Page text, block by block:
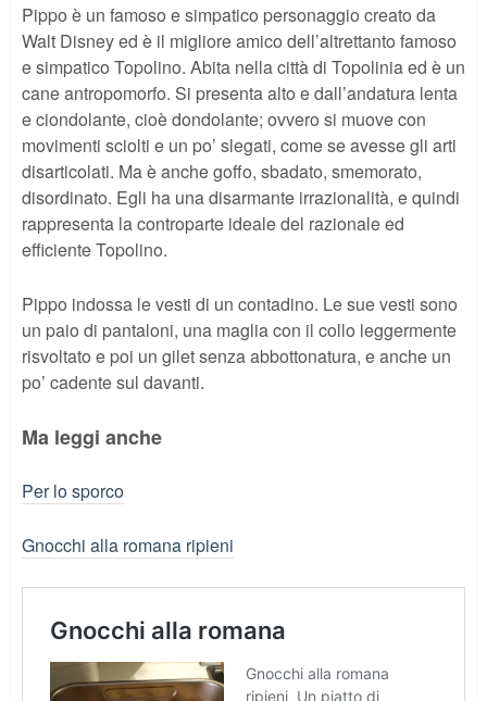
Pippo è un famoso e simpatico personaggio creato da
Walt Disney ed è il migliore amico dell’altrettanto famoso
e simpatico Topolino. Abita nella città di Topolinia ed è un
cane antropomorfo. Si presenta alto e dall’andatura lenta
e ciondolante, cioè dondolante; ovvero si muove con
movimenti sciolti e un po’ slegati, come se avesse gli arti
disarticolati. Ma è anche goffo, sbadato, smemorato,
disordinato. Egli ha una disarmante irrazionalità, e quindi
rappresenta la controparte ideale del razionale ed
efficiente Topolino.
Pippo indossa le vesti di un contadino. Le sue vesti sono
un paio di pantaloni, una maglia con il collo leggermente
risvoltato e poi un gilet senza abbottonatura, e anche un
po’ cadente sul davanti.
Ma leggi anche
Per lo sporco
Gnocchi alla romana ripieni